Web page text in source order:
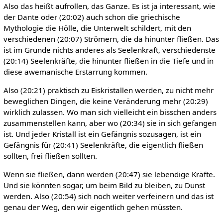
Also das heißt aufrollen, das Ganze. Es ist ja interessant, wie
der Dante oder (20:02) auch schon die griechische
Mythologie die Hölle, die Unterwelt schildert, mit den
verschiedenen (20:07) Strömern, die da hinunter fließen. Das
ist im Grunde nichts anderes als Seelenkraft, verschiedenste
(20:14) Seelenkräfte, die hinunter fließen in die Tiefe und in
diese awemanische Erstarrung kommen.
Also (20:21) praktisch zu Eiskristallen werden, zu nicht mehr
beweglichen Dingen, die keine Veränderung mehr (20:29)
wirklich zulassen. Wo man sich vielleicht ein bisschen anders
zusammenstellen kann, aber wo (20:34) sie in sich gefangen
ist. Und jeder Kristall ist ein Gefängnis sozusagen, ist ein
Gefängnis für (20:41) Seelenkräfte, die eigentlich fließen
sollten, frei fließen sollten.
Wenn sie fließen, dann werden (20:47) sie lebendige Kräfte.
Und sie könnten sogar, um beim Bild zu bleiben, zu Dunst
werden. Also (20:54) sich noch weiter verfeinern und das ist
genau der Weg, den wir eigentlich gehen müssten.